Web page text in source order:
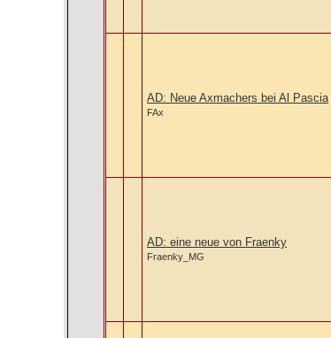
AD: Neue Axmachers bei Al Pascia
FAx
AD: eine neue von Fraenky
Fraenky_MG